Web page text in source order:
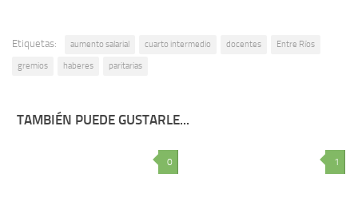
Etiquetas: aumento salarial cuarto intermedio docentes Entre Ríos
gremios haberes paritarias
TAMBIÉN PUEDE GUSTARLE...
0 1